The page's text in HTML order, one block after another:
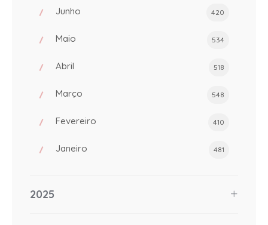
Junho 420
Maio 534
Abril 518
Março 548
Fevereiro 410
Janeiro 481
2025